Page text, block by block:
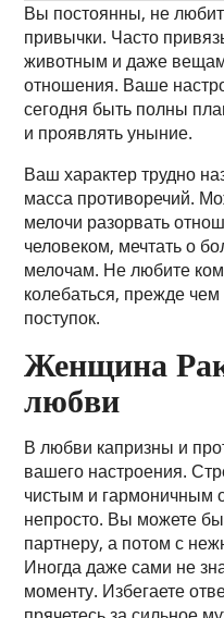
Вы постоянны, не
привычки. Часто
животным и даже
отношения. Ваше
сегодня быть полны
и проявлять уныние.
Ваш характер трудно
масса противоречий.
мелочи разорвать
человеком, мечтать о
мелочам. Не любите
колебаться, прежде
поступок.
Женщина
любви
В любви капризны и
вашего настроения.
чистым и гармоничным
непросто. Вы можете
партнеру, а потом с
Иногда даже сами не
моменту. Избегаете